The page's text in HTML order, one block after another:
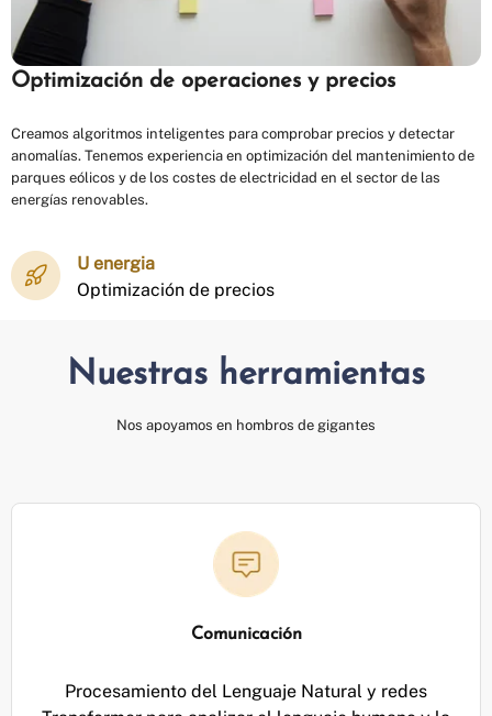
Optimización de operaciones y precios
Creamos algoritmos inteligentes para comprobar precios y detectar
anomalías. Tenemos experiencia en optimización del mantenimiento de
parques eólicos y de los costes de electricidad en el sector de las
energías renovables.
U energia
Optimización de precios
Nuestras herramientas
Nos apoyamos en hombros de gigantes
Comunicación
Procesamiento del Lenguaje Natural y redes